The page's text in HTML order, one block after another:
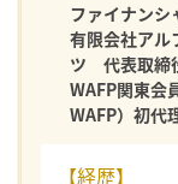
ファイナンシ
有限会社アル
ツ 代表取締
WAFP関東会
WAFP）初代
【経歴】